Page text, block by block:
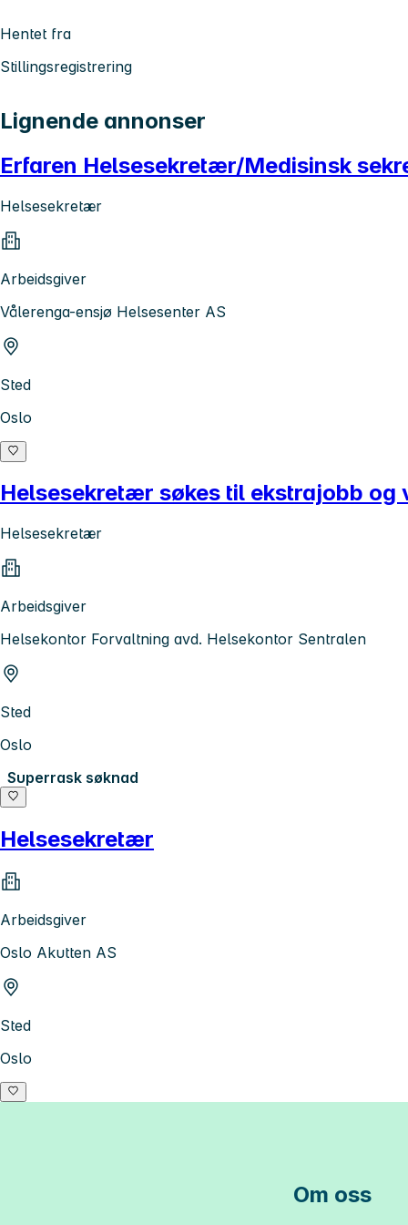
Hentet fra
Stillingsregistrering
Lignende annonser
Erfaren Helsesekretær/Medisinsk
Helsesekretær
Arbeidsgiver
Vålerenga-ensjø Helsesenter AS
Sted
Oslo
Helsesekretær søkes til ekstrajobb og
Helsesekretær
Arbeidsgiver
Helsekontor Forvaltning avd. Helsekontor Sentralen
Sted
Oslo
Superrask søknad
Helsesekretær
Arbeidsgiver
Oslo Akutten AS
Sted
Oslo
Om oss